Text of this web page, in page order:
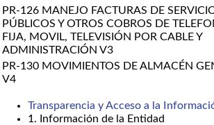
PR-126 MANEJO FACTURAS DE
PÚBLICOS Y OTROS COBROS DE
FIJA, MOVIL, TELEVISIÓN POR CABLE Y
ADMINISTRACIÓN V3
PR-130 MOVIMIENTOS DE ALMACÉN
V4
Transparencia y Acceso a la
1. Información de la Entidad